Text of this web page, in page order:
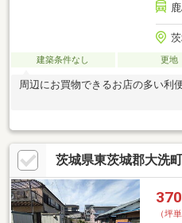
建築条件なし 更地
周辺にお買物できるお店の多い利
茨城県東茨城郡大洗
370
（坪